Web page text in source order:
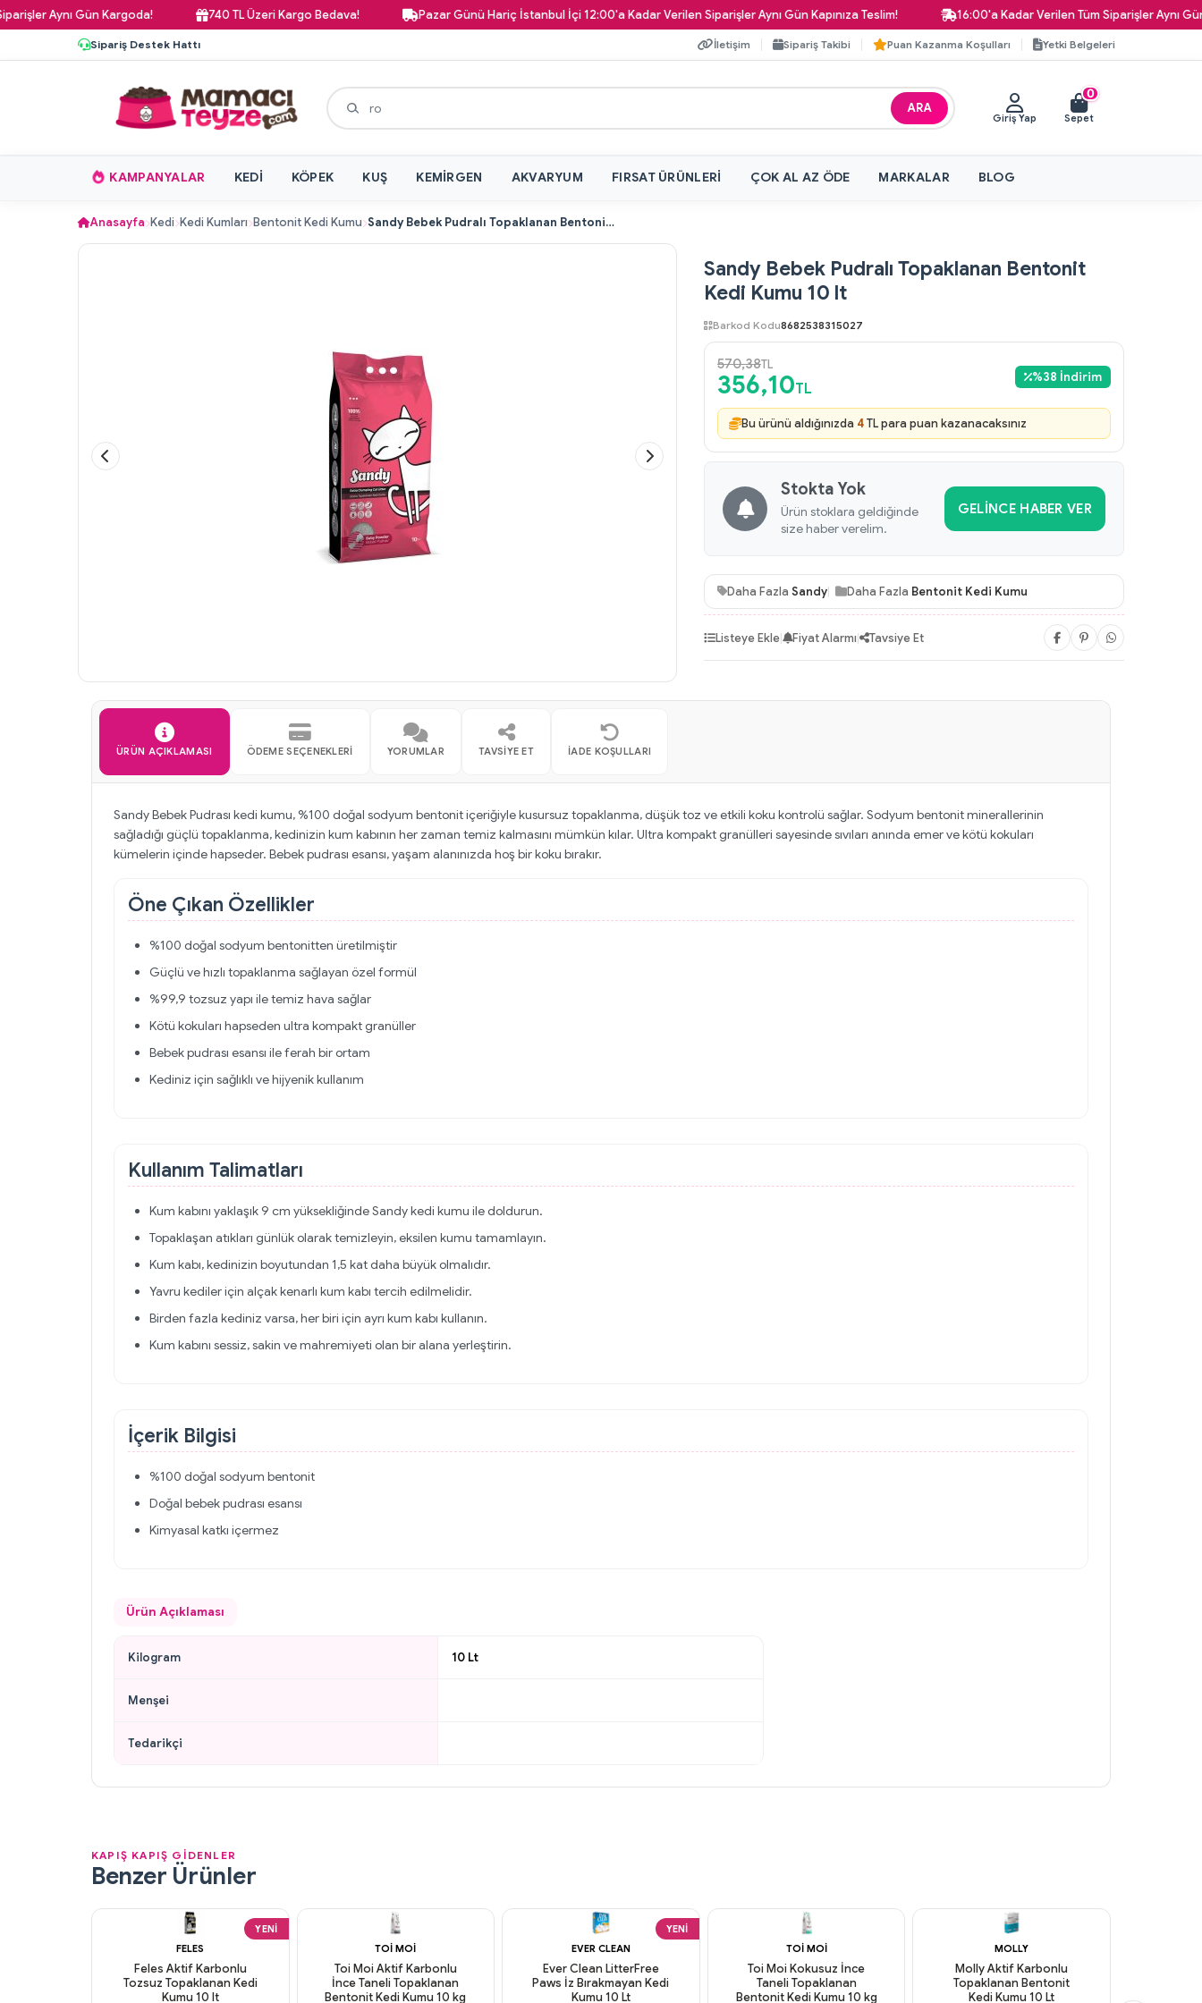
Aynı Gün Kargoda! 740 TL Üzeri Kargo Bedava! Pazar Günü Hariç İstanbul İçi 12:00'a Kadar Verilen Siparişler Aynı Gün Kapınıza Teslim! 16:00'a Kadar Verilen Tüm Siparişler Aynı Gün
Sipariş Destek Hattı İletişim Sipariş Takibi Puan Kazanma Koşulları Yetki Belgeleri
ARA
Giriş Yap
0
Sepet
KAMPANYALAR KEDI KÖPEK KUŞ KEMIRGEN AKVARYUM FIRSAT ÜRÜNLERI ÇOK AL AZ ÖDE MARKALAR BLOG
Anasayfa Kedi Kedi Kumları Bentonit Kedi Kumu Sandy Bebek Pudralı Topaklanan Bentonit Kedi Kumu 10 lt
Sandy Bebek Pudralı Topaklanan Bentonit
Kedi Kumu 10 lt
Barkod Kodu8682538315027
570,38TL
356,10TL
%38 İndirim
Bu ürünü aldığınızda 4TL para puan kazanacaksınız
Stokta Yok
Ürün stoklara geldiğinde
size haber verelim.
GELINCE HABER VER
Daha Fazla Sandy Daha Fazla Bentonit Kedi Kumu
Listeye Ekle| Fiyat Alarmı| Tavsiye Et
ÜRÜN AÇIKLAMASI ÖDEME SEÇENEKLERI YORUMLAR TAVSIYE ET İADE KOŞULLARI
Sandy Bebek Pudrası kedi kumu, %100 doğal sodyum bentonit içeriğiyle kusursuz topaklanma, düşük toz ve etkili koku kontrolü sağlar. Sodyum bentonit minerallerinin
sağladığı güçlü topaklanma, kedinizin kum kabının her zaman temiz kalmasını mümkün kılar. Ultra kompakt granülleri sayesinde sıvıları anında emer ve kötü kokuları
kümelerin içinde hapseder. Bebek pudrası esansı, yaşam alanınızda hoş bir koku bırakır.
Öne Çıkan Özellikler
%100 doğal sodyum bentonitten üretilmiştir
Güçlü ve hızlı topaklanma sağlayan özel formül
%99,9 tozsuz yapı ile temiz hava sağlar
Kötü kokuları hapseden ultra kompakt granüller
Bebek pudrası esansı ile ferah bir ortam
Kediniz için sağlıklı ve hijyenik kullanım
Kullanım Talimatları
Kum kabını yaklaşık 9 cm yüksekliğinde Sandy kedi kumu ile doldurun.
Topaklaşan atıkları günlük olarak temizleyin, eksilen kumu tamamlayın.
Kum kabı, kedinizin boyutundan 1,5 kat daha büyük olmalıdır.
Yavru kediler için alçak kenarlı kum kabı tercih edilmelidir.
Birden fazla kediniz varsa, her biri için ayrı kum kabı kullanın.
Kum kabını sessiz, sakin ve mahremiyeti olan bir alana yerleştirin.
İçerik Bilgisi
%100 doğal sodyum bentonit
Doğal bebek pudrası esansı
Kimyasal katkı içermez
Ürün Açıklaması
Kilogram 10 Lt
Menşei
Tedarikçi
KAPIŞ KAPIŞ GİDENLER
Benzer Ürünler
YENI
FELES
Feles Aktif Karbonlu
Tozsuz Topaklanan Kedi
Kumu 10 lt
TOI MOI
Toi Moi Aktif Karbonlu
İnce Taneli Topaklanan
Bentonit Kedi Kumu 10 kg
YENI
EVER CLEAN
Ever Clean LitterFree
Paws İz Bırakmayan Kedi
Kumu 10 Lt
TOI MOI
Toi Moi Kokusuz İnce
Taneli Topaklanan
Bentonit Kedi Kumu 10 kg
MOLLY
Molly Aktif Karbonlu
Topaklanan Bentonit
Kedi Kumu 10 Lt